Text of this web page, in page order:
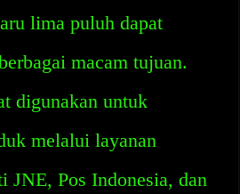
lima puluh dapat
macam tujuan.
digunakan untuk
melalui layanan
JNE, Pos Indonesia, dan